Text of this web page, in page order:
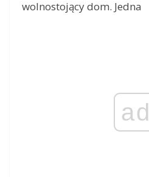
wolnostojący dom. Jedna
ad